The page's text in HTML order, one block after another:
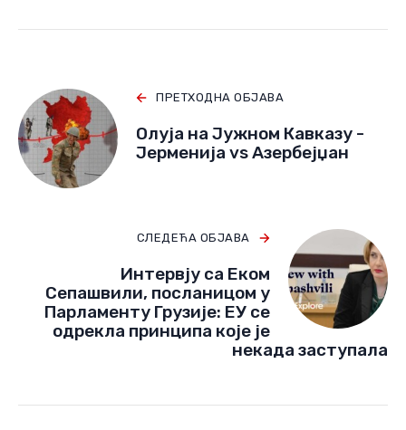
ПРЕТХОДНА ОБЈАВА
Олуја на Јужном Кавказу -
Јерменија vs Азербејџан
СЛЕДЕЋА ОБЈАВА
Интервју са Еком
Сепашвили, посланицом у
Парламенту Грузије: ЕУ се
одрекла принципа које је
некада заступала